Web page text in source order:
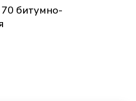
битумно-